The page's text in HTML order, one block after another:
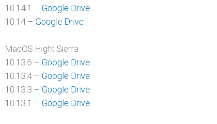
10.14.1 – Google Drive
10.14 – Google Drive
MacOS Hight Sierra
10.13.6 – Google Drive
10.13.4 – Google Drive
10.13.3 – Google Drive
10.13.1 – Google Drive